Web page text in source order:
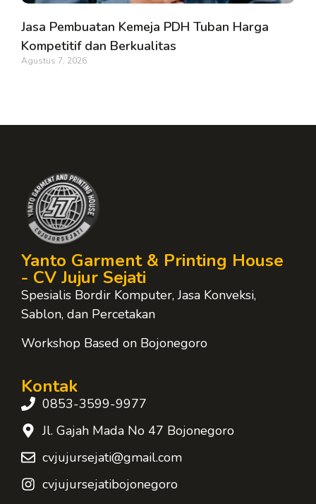
Jasa Pembuatan Kemeja PDH Tuban Harga
Kompetitif dan Berkualitas
Agustus 7, 2026
Yanto Garment & Printing House
- CV Jujur Sejati
Spesialis Bordir Komputer, Jasa Konveksi,
Sablon, dan Percetakan
Workshop Based on Bojonegoro
Kontak
0853-3599-9977
Jl. Gajah Mada No 47 Bojonegoro
cvjujursejati@gmail.com
cvjujursejatibojonegoro